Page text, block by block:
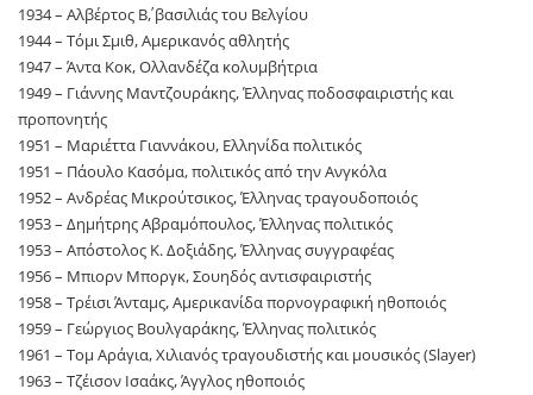
1934 – Αλβέρτος Β΄, βασιλιάς του Βελγίου
1944 – Τόμι Σμιθ, Αμερικανός αθλητής
1947 – Άντα Κοκ, Ολλανδέζα κολυμβήτρια
1949 – Γιάννης Μαντζουράκης, Έλληνας ποδοσφαιριστής και
προπονητής
1951 – Μαριέττα Γιαννάκου, Ελληνίδα πολιτικός
1951 – Πάουλο Κασόμα, πολιτικός από την Ανγκόλα
1952 – Ανδρέας Μικρούτσικος, Έλληνας τραγουδοποιός
1953 – Δημήτρης Αβραμόπουλος, Έλληνας πολιτικός
1953 – Απόστολος Κ. Δοξιάδης, Έλληνας συγγραφέας
1956 – Μπιορν Μποργκ, Σουηδός αντισφαιριστής
1958 – Τρέισι Άνταμς, Αμερικανίδα πορνογραφική ηθοποιός
1959 – Γεώργιος Βουλγαράκης, Έλληνας πολιτικός
1961 – Τομ Αράγια, Χιλιανός τραγουδιστής και μουσικός (Slayer)
1963 – Τζέισον Ισαάκς, Άγγλος ηθοποιός